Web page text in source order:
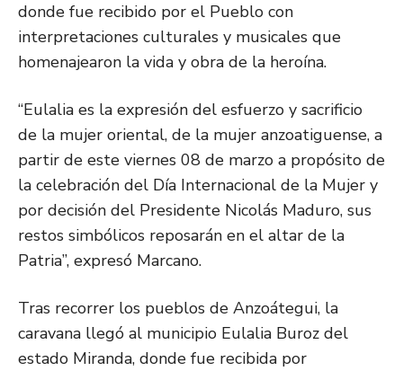
donde fue recibido por el Pueblo con
interpretaciones culturales y musicales que
homenajearon la vida y obra de la heroína.
“Eulalia es la expresión del esfuerzo y sacrificio
de la mujer oriental, de la mujer anzoatiguense, a
partir de este viernes 08 de marzo a propósito de
la celebración del Día Internacional de la Mujer y
por decisión del Presidente Nicolás Maduro, sus
restos simbólicos reposarán en el altar de la
Patria”, expresó Marcano.
Tras recorrer los pueblos de Anzoátegui, la
caravana llegó al municipio Eulalia Buroz del
estado Miranda, donde fue recibida por